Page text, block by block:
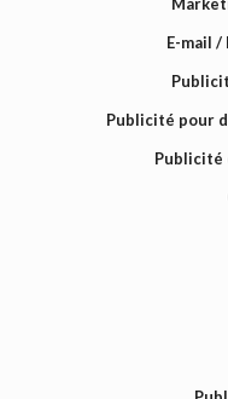
E-mail /
Publicité pour
Publicité